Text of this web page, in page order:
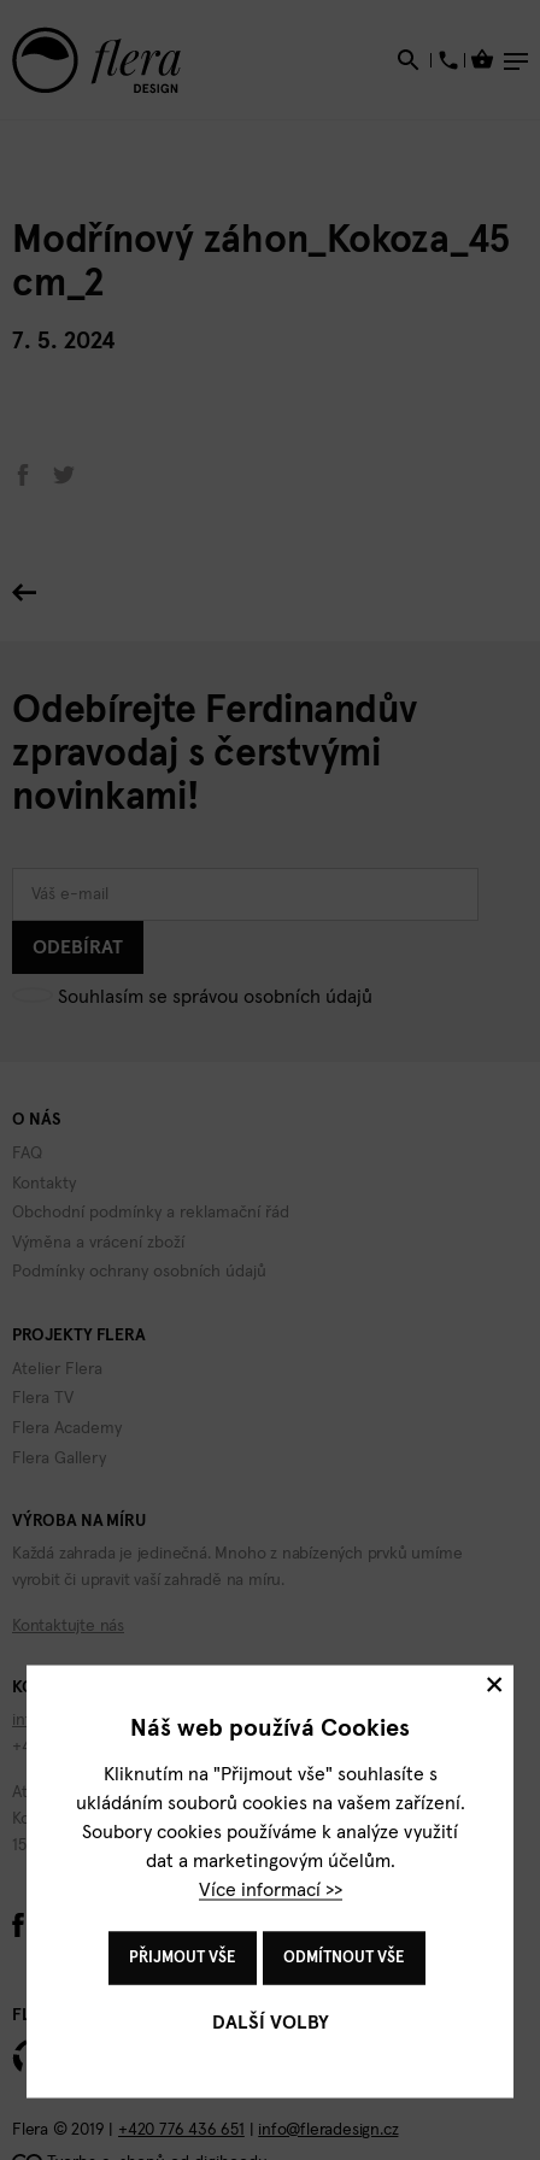
Modřínový záhon_Kokoza_45
cm_2
7. 5. 2024
Odebírejte Ferdinandův
zpravodaj s čerstvými
novinkami!
ODEBÍRAT
Souhlasím se správou osobních údajů
O NÁS
FAQ
Kontakty
Obchodní podmínky a reklamační řád
Výměna a vrácení zboží
Podmínky ochrany osobních údajů
PROJEKTY FLERA
Atelier Flera
Flera TV
Flera Academy
Flera Gallery
VÝROBA NA MÍRU
Každá zahrada je jedinečná. Mnoho z nabízených prvků umíme
vyrobit či upravit vaší zahradě na míru.
Kontaktujte nás
KONTAKTY
info@fleradesign.cz
+420 776 436 651
Atelier Flera
Kotevní 1277/2
150 00 Praha 5
FLERA DESIGN
Flera © 2019 | +420 776 436 651
info@fleradesign.cz
Náš web používá Cookies
Kliknutím na "Přijmout vše" souhlasíte s
ukládáním souborů cookies na vašem zařízení.
Soubory cookies používáme k analýze využití
dat a marketingovým účelům.
Více informací >>
×
PŘIJMOUT VŠE ODMÍTNOUT VŠE
DALŠÍ VOLBY